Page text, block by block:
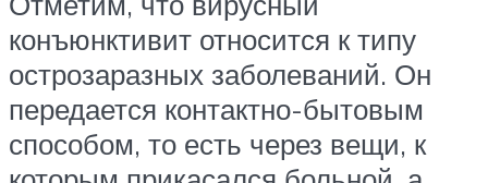
конъюнктивит относится к типу
острозаразных заболеваний. Он
передается контактно-бытовым
способом, то есть через вещи, к